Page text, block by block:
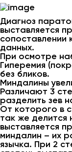
Диагноз
выставляется
сопоставлении
данных.
При осмотре
Гиперемия
без бликов.
Миндалины
Различают 3
разделить зев
От которого в
так же делится
выставляется
миндалин – их
язычка. При 2